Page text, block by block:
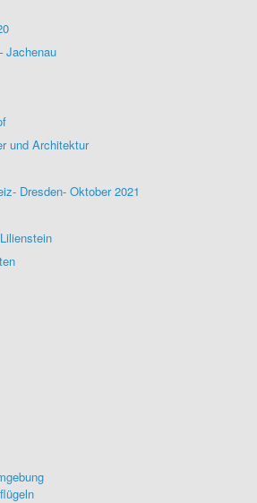
Jachenau
und Architektur
Dresden- Oktober 2021